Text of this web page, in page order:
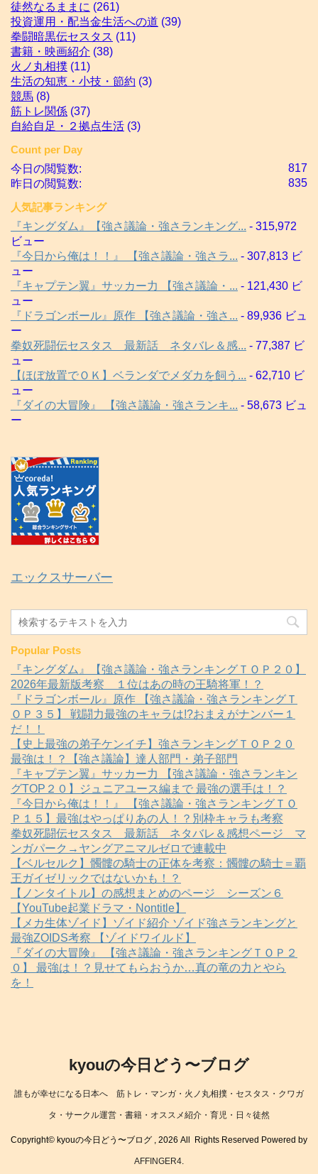
徒然なるままに (261)
投資運用・配当金生活への道 (39)
拳闘暗黒伝セスタス (11)
書籍・映画紹介 (38)
火ノ丸相撲 (11)
生活の知恵・小技・節約 (3)
競馬 (8)
筋トレ関係 (37)
自給自足・２拠点生活 (3)
Count per Day
817
今日の閲覧数:
835
昨日の閲覧数:
人気記事ランキング
『キングダム』【強さ議論・強さランキング... - 315,972
ビュー
『今日から俺は！！』 【強さ議論・強さラ... - 307,813 ビ
ュー
『キャプテン翼』サッカー力 【強さ議論・... - 121,430 ビ
ュー
『ドラゴンボール』原作 【強さ議論・強さ... - 89,936 ビュ
ー
拳奴死闘伝セスタス 最新話 ネタバレ＆感... - 77,387 ビ
ュー
【ほぼ放置でＯＫ】ベランダでメダカを飼う... - 62,710 ビ
ュー
『ダイの大冒険』 【強さ議論・強さランキ... - 58,673 ビュ
ー
エックスサーバー
Popular Posts
『キングダム』【強さ議論・強さランキングＴＯＰ２０】
2026年最新版考察 １位はあの時の王騎将軍！？
『ドラゴンボール』原作 【強さ議論・強さランキングＴ
ＯＰ３５】 戦闘力最強のキャラは!?おまえがナンバー１
だ！！
【史上最強の弟子ケンイチ】強さランキングＴＯＰ２０
最強は！？【強さ議論】達人部門・弟子部門
『キャプテン翼』サッカー力 【強さ議論・強さランキン
グTOP２０】ジュニアユース編まで 最強の選手は！？
『今日から俺は！！』 【強さ議論・強さランキングＴＯ
Ｐ１５】最強はやっぱりあの人！？別枠キャラも考察
拳奴死闘伝セスタス 最新話 ネタバレ＆感想ページ マ
ンガパーク→ヤングアニマルゼロで連載中
【ベルセルク】髑髏の騎士の正体を考察：髑髏の騎士＝覇
王ガイゼリックではないかも！？
【ノンタイトル】の感想まとめのページ シーズン６
【YouTube起業ドラマ・Nontitle】
【メカ生体ゾイド】ゾイド紹介 ゾイド強さランキングと
最強ZOIDS考察 【ゾイドワイルド】
『ダイの大冒険』 【強さ議論・強さランキングＴＯＰ２
０】 最強は！？見せてもらおうか…真の竜の力とやら
を！
kyouの今日どう〜ブログ
誰もが幸せになる日本へ 筋トレ・マンガ・火ノ丸相撲・セスタス・クワガ
タ・サークル運営・書籍・オススメ紹介・育児・日々徒然
Copyright© kyouの今日どう〜ブログ , 2026 All Rights Reserved Powered by
AFFINGER4.